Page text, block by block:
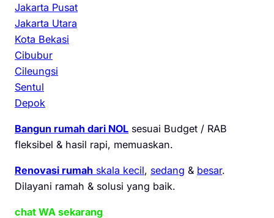
Jakarta Pusat
Jakarta Utara
Kota Bekasi
Cibubur
Cileungsi
Sentul
Depok
Bangun rumah dari NOL sesuai Budget / RAB
fleksibel & hasil rapi, memuaskan.
Renovasi rumah skala kecil, sedang & besar.
Dilayani ramah & solusi yang baik.
chat WA sekarang